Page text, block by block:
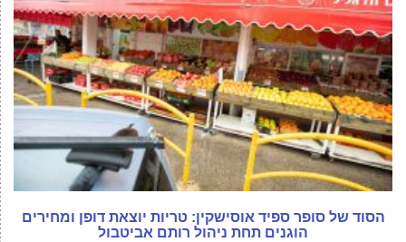
הסוד של סופר ספיד אוסישקין: טריות יוצאת דופן ומחירים
הוגנים תחת ניהול רותם אביטבול